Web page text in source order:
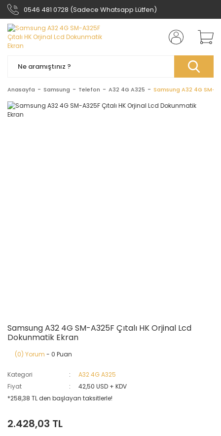
0546 481 0728 (Sadece Whatsapp Lütfen)
Anasayfa Samsung Telefon A32 4G A325 Samsung A32 4G SM-
Samsung A32 4G SM-A325F Çıtalı HK Orjinal Lcd
Dokunmatik Ekran
(0) Yorum - 0 Puan
Kategori
A32 4G A325
Fiyat
42,50 USD + KDV
*258,38 TL den başlayan taksitlerle!
2.428,03 TL